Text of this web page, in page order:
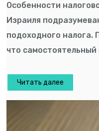
Особенности
Израиля
подоходного налога.
что
Читать далее